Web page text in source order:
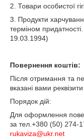
2. Товари особистої
3. Продукти
терміном
19.03.1994)
Повернення коштів:
Після отримання та
вказані вами
Порядок дій:
Для оформлення
за тел.+380 (50) 274-
rukaviza@ukr.net